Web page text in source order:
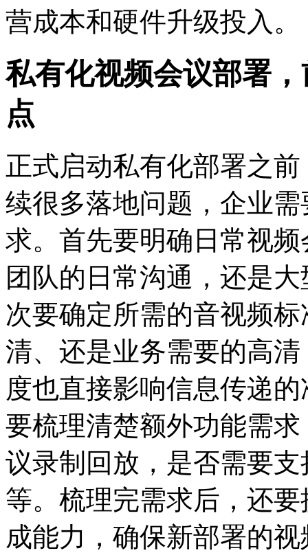
营成本和硬件升级投入。
私有化视频会议部署
点
正式启动私有化部署之
续很多落地问题，企业
求。首先要明确日常视
团队的日常沟通，还是
次要确定所需的音视频
清、还是业务需要的高
度也直接影响信息传递
要梳理清楚额外功能需
议录制回放，是否需要
等。梳理完需求后，还
成能力，确保新部署的